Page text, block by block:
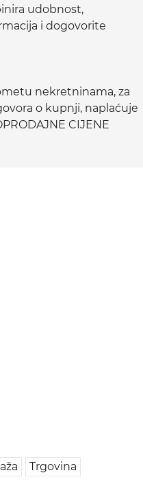
udobnost,
i dogovorite
nekretninama, za
o kupnji, naplaćuje
CIJENE
Trgovina